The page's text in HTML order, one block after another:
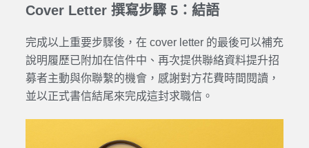
Cover Letter 撰寫步驟 5：結語
完成以上重要步驟後，在 cover letter 的最後可以補充
說明履歷已附加在信件中、再次提供聯絡資料提升招
募者主動與你聯繫的機會，感謝對方花費時間閱讀，
並以正式書信結尾來完成這封求職信。